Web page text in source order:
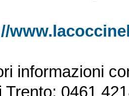
informazioni
Trento: 0461